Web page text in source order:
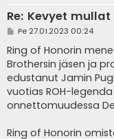
Re: Kevyet mullat
V
e
s
t
i
Pe 27.01.2023 00:24
Ring of Honorin
Brothersin jäsen ja
edustanut Jamin
vuotias ROH-
onnettomuudessa
Ring of Honorin